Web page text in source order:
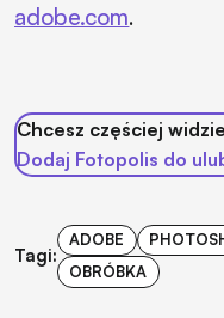
adobe.com.
Chcesz częściej
Dodaj Fotopolis do
Tagi:
ADOBE
OBRÓBKA